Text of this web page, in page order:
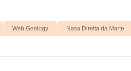
Web Geology Nasa Diretta da Marte